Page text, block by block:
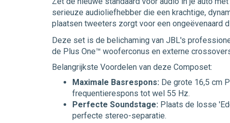
serieuze audioliefhebber die een krachtige,
plaatsen tweeters zorgt voor een ongeëvenaard
Deze set is de belichaming van JBL's
de Plus One™ wooferconus en externe
Belangrijkste Voordelen van deze Composet:
Maximale Basrespons: De grote 16,5 cm
frequentierespons tot wel 55 Hz.
Perfecte Soundstage: Plaats de losse
perfecte stereo-separatie.